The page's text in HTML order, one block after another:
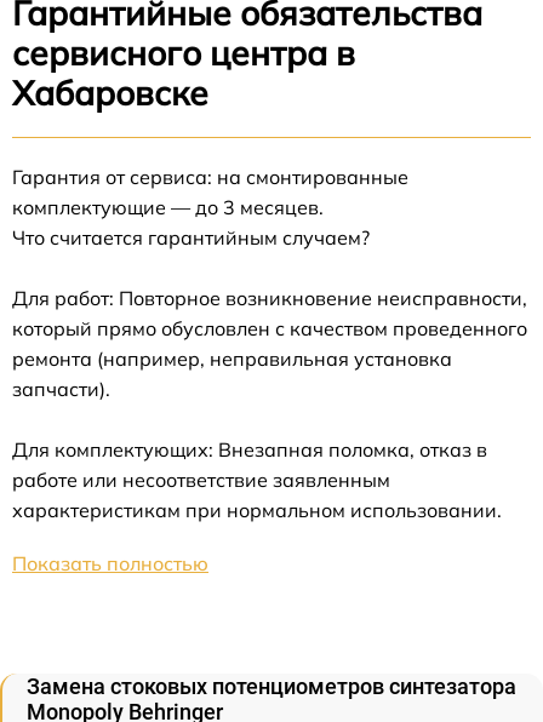
Гарантийные обязательства
сервисного центра в
Хабаровске
Гарантия от сервиса: на смонтированные
комплектующие — до 3 месяцев.
Что считается гарантийным случаем?
Для работ: Повторное возникновение неисправности,
который прямо обусловлен с качеством проведенного
ремонта (например, неправильная установка
запчасти).
Для комплектующих: Внезапная поломка, отказ в
работе или несоответствие заявленным
характеристикам при нормальном использовании.
Показать полностью
Замена стоковых потенциометров синтезатора
Monopoly Behringer